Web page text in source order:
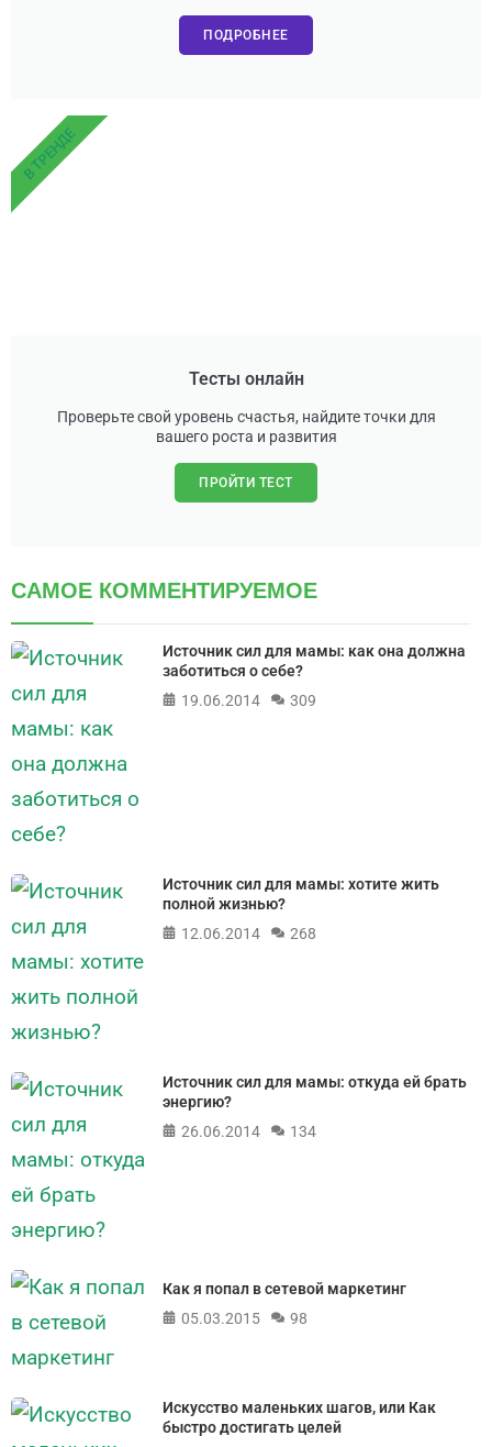
ПОДРОБНЕЕ
Тесты онлайн
Проверьте свой уровень счастья, найдите точки для
вашего роста и развития
ПРОЙТИ ТЕСТ
В ТРЕНДЕ
САМОЕ КОММЕНТИРУЕМОЕ
Источник сил для мамы: как она должна
заботиться о себе?
19.06.2014
309
Источник сил для мамы: хотите жить
полной жизнью?
12.06.2014
268
Источник сил для мамы: откуда ей брать
энергию?
26.06.2014
134
Как я попал в сетевой маркетинг
05.03.2015
98
Искусство маленьких шагов, или Как
быстро достигать целей